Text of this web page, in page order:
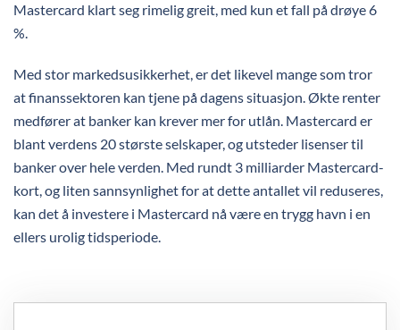
Mastercard klart seg rimelig greit, med kun et fall på drøye 6
%.
Med stor markedsusikkerhet, er det likevel mange som tror
at finanssektoren kan tjene på dagens situasjon. Økte renter
medfører at banker kan krever mer for utlån. Mastercard er
blant verdens 20 største selskaper, og utsteder lisenser til
banker over hele verden. Med rundt 3 milliarder Mastercard-
kort, og liten sannsynlighet for at dette antallet vil reduseres,
kan det å investere i Mastercard nå være en trygg havn i en
ellers urolig tidsperiode.